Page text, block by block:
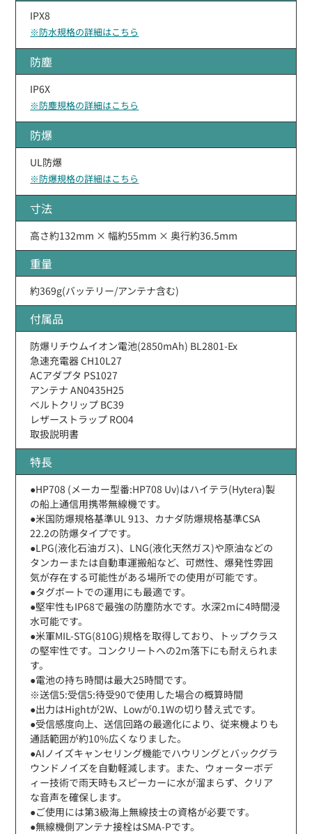
IPX8
※防水規格の詳細はこちら
防塵
IP6X
※防塵規格の詳細はこちら
防爆
UL防爆
※防爆規格の詳細はこちら
寸法
高さ約132mm × 幅約55mm × 奥行約36.5mm
重量
約369g(バッテリー/アンテナ含む)
付属品
防爆リチウムイオン電池(2850mAh) BL2801-Ex
急速充電器 CH10L27
ACアダプタ PS1027
アンテナ AN0435H25
ベルトクリップ BC39
レザーストラップ RO04
取扱説明書
特長
●HP708 (メーカー型番:HP708 Uv)はハイテラ(Hytera)製
の船上通信用携帯無線機です。
●米国防爆規格基準UL 913、カナダ防爆規格基準CSA
22.2の防爆タイプです。
●LPG(液化石油ガス)、LNG(液化天然ガス)や原油などの
タンカーまたは自動車運搬船など、可燃性、爆発性雰囲
気が存在する可能性がある場所での使用が可能です。
●タグボートでの運用にも最適です。
●堅牢性もIP68で最強の防塵防水です。水深2mに4時間浸
水可能です。
●米軍MIL-STG(810G)規格を取得しており、トップクラス
の堅牢性です。コンクリートへの2m落下にも耐えられま
す。
●電池の持ち時間は最大25時間です。
※送信5:受信5:待受90で使用した場合の概算時間
●出力はHightが2W、Lowが0.1Wの切り替え式です。
●受信感度向上、送信回路の最適化により、従来機よりも
通話範囲が約10%広くなりました。
●AIノイズキャンセリング機能でハウリングとバックグラ
ウンドノイズを自動軽減します。また、ウォーターボデ
ィー技術で雨天時もスピーカーに水が溜まらず、クリア
な音声を確保します。
●ご使用には第3級海上無線技士の資格が必要です。
●無線機側アンテナ接栓はSMA-Pです。